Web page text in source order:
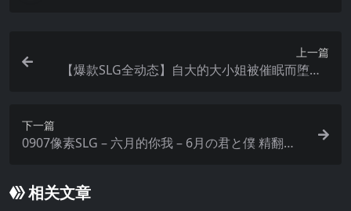
上一篇
【爆款SLG全动态】自大的大小姐被催眠而堕落~
下一篇
0907像素SLG – 六月的你我 – 6月の君と僕 精翻汉
相关文章